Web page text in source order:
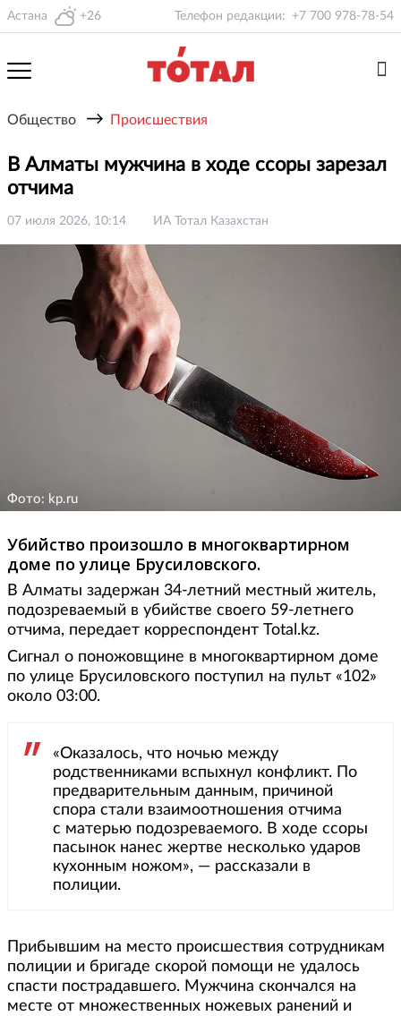
Астана +26 Телефон редакции: +7 700 978-78-54
Общество → Происшествия
В Алматы мужчина в ходе ссоры зарезал
отчима
07 июля 2026, 10:14 ИА Тотал Казахстан
Фото: kp.ru
Убийство произошло в многоквартирном
доме по улице Брусиловского.
В Алматы задержан 34-летний местный житель,
подозреваемый в убийстве своего 59-летнего
отчима, передает корреспондент Total.kz.
Сигнал о поножовщине в многоквартирном доме
по улице Брусиловского поступил на пульт «102»
около 03:00.
«Оказалось, что ночью между
родственниками вспыхнул конфликт. По
предварительным данным, причиной
спора стали взаимоотношения отчима
с матерью подозреваемого. В ходе ссоры
пасынок нанес жертве несколько ударов
кухонным ножом», — рассказали в
полиции.
Прибывшим на место происшествия сотрудникам
полиции и бригаде скорой помощи не удалось
спасти пострадавшего. Мужчина скончался на
месте от множественных ножевых ранений и